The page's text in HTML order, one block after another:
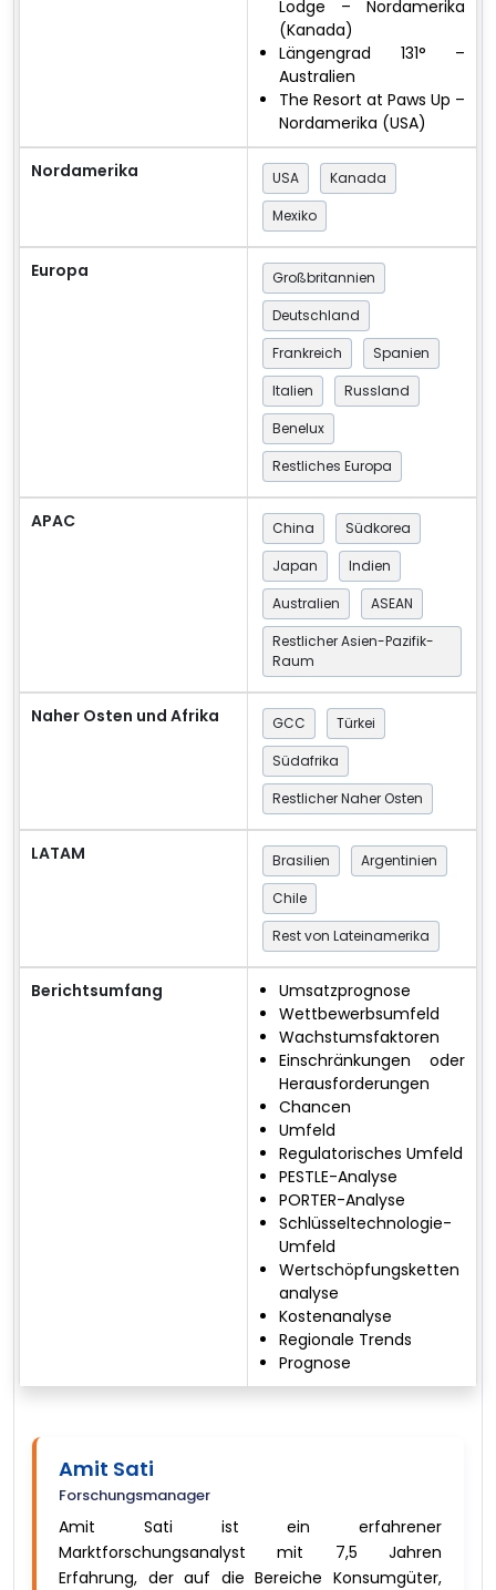
Lodge – Nordamerika
(Kanada)
Längengrad 131° –
Australien
The Resort at Paws Up –
Nordamerika (USA)
Nordamerika USA
Kanada
Mexiko
Europa
Großbritannien
Deutschland
Frankreich
Spanien
Italien
Russland
Benelux
Restliches Europa
APAC China
Südkorea
Japan
Indien
Australien
ASEAN
Restlicher Asien-Pazifik-
Raum
Naher Osten und Afrika GCC
Türkei
Südafrika
Restlicher Naher Osten
LATAM Brasilien
Argentinien
Chile
Rest von Lateinamerika
Berichtsumfang
Umsatzprognose
Wettbewerbsumfeld
Wachstumsfaktoren
Einschränkungen oder
Herausforderungen
Chancen
Umfeld
Regulatorisches Umfeld
PESTLE-Analyse
PORTER-Analyse
Schlüsseltechnologie-
Umfeld
Wertschöpfungsketten
analyse
Kostenanalyse
Regionale Trends
Prognose
Amit Sati
Forschungsmanager
Amit Sati ist ein erfahrener
Marktforschungsanalyst mit 7,5 Jahren
Erfahrung, der auf die Bereiche Konsumgüter,